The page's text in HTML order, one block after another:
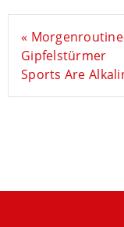
«
Gipfelstürmer
Sports Are